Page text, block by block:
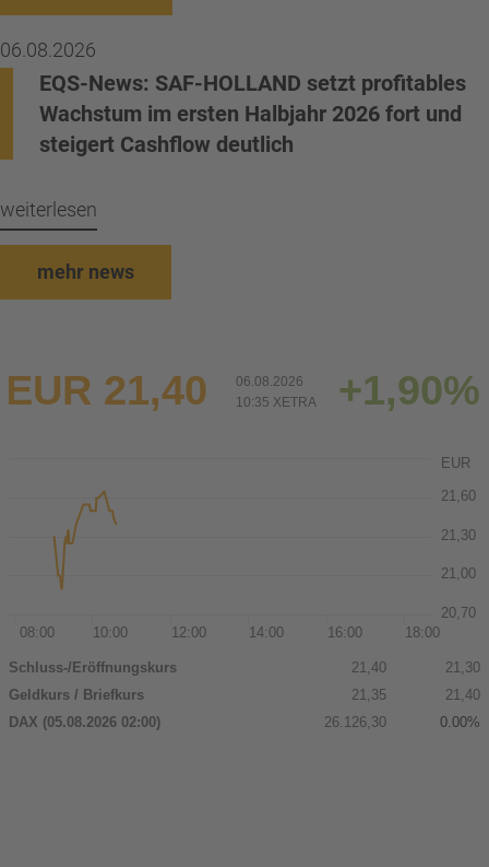
06.08.2026
EQS-News: SAF-HOLLAND setzt profitables
Wachstum im ersten Halbjahr 2026 fort und
steigert Cashflow deutlich
weiterlesen
mehr news